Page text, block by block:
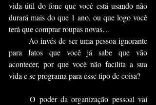
vida útil do fone que você está usando não
durará mais do que 1 ano, ou que logo você
terá que comprar roupas novas…
para fatos que você já sabe que vão
acontecer, por que você não facilita a sua
vida e se programa para esse tipo de coisa?
	O poder da organização pessoal vai